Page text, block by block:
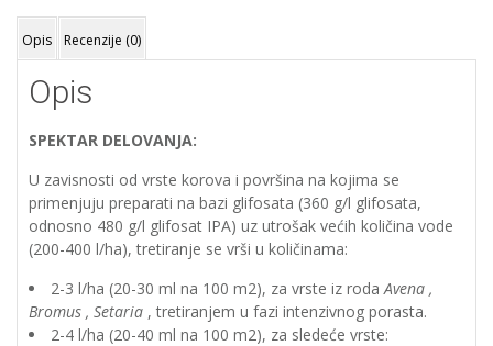
Opis Recenzije (0)
Opis
SPEKTAR DELOVANJA:
U zavisnosti od vrste korova i površina na kojima se
primenjuju preparati na bazi glifosata (360 g/l glifosata,
odnosno 480 g/l glifosat IPA) uz utrošak većih količina vode
(200-400 l/ha), tretiranje se vrši u količinama:
2-3 l/ha (20-30 ml na 100 m2), za vrste iz roda Avena ,
Bromus , Setaria , tretiranjem u fazi intenzivnog porasta.
2-4 l/ha (20-40 ml na 100 m2), za sledeće vrste: